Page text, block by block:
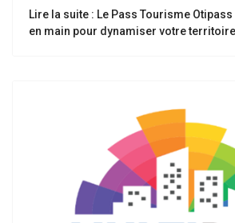
Lire la suite : Le Pass Tourisme
en main pour dynamiser votre territoire